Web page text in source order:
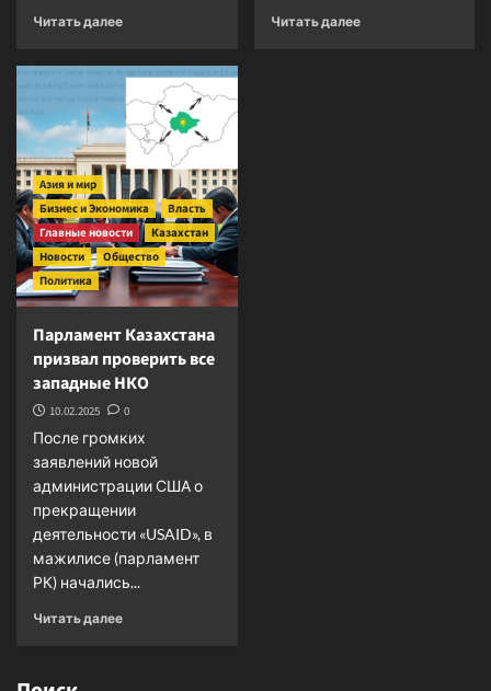
Читать далееПрочитать
У
казахстанского
лыжника
—
«серебро»
на
играх
в
китайском
Харбине
Читать далееПрочитать
Азия и мир
Бизнес и Экономика
Власть
Главные новости
Казахстан
Новости
Общество
Политика
Парламент Казахстана
призвал проверить все
западные НКО
10.02.2025 0
После громких
заявлений новой
администрации США о
прекращении
деятельности «USAID», в
мажилисе (парламент
РК) начались...
Читать далееПрочитать